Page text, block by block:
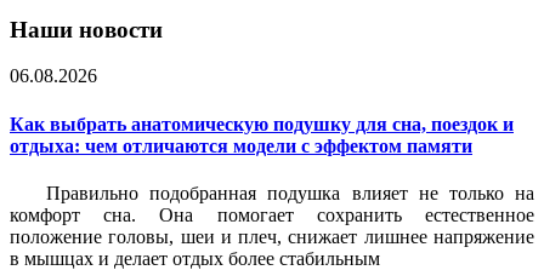
Наши новости
06.08.2026
Как выбрать анатомическую подушку для сна, поездок и
отдыха: чем отличаются модели с эффектом памяти
Правильно подобранная подушка влияет не только на
комфорт сна. Она помогает сохранить естественное
положение головы, шеи и плеч, снижает лишнее напряжение
в мышцах и делает отдых более стабильным